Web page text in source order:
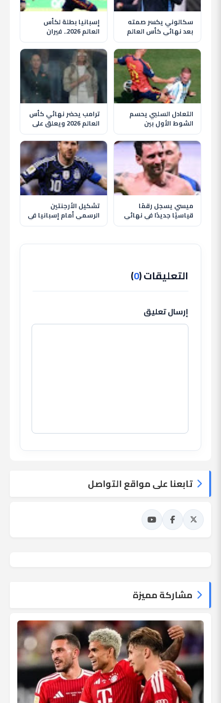
سكالوني يكسر صمته
بعد نهائي كأس العالم
2026 ويكشف سر فخره
بمنتخب الأرجنتين
إسبانيا بطلة لكأس
العالم 2026.. فيران
توريس يقود الماتادور
لإسقاط الأرجنتين
التعادل السلبي يحسم
الشوط الأول بين
الأرجنتين وإسبانيا في
نهائي كأس العالم 2026
ترامب يحضر نهائي كأس
العالم 2026 ويعلق على
ليونيل ميسي
ميسي يسجل رقمًا
قياسيًا جديدًا في نهائي
كأس العالم 2026 أمام
تشكيل الأرجنتين
الرسمي أمام إسبانيا في
نهائي كأس العالم
التانجو
التعليقات (0
)
إرسال تعليق
تابعنا على مواقع التواصل
مشاركة مميزة